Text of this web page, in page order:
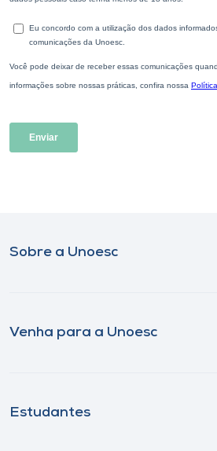
Sobre a Unoesc
Venha para a Unoesc
Estudantes